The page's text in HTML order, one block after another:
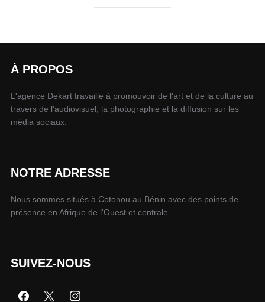
À PROPOS
L'agence Dekart travaille à promouvoir de l'art et de la culture au
travers de l'audiovisuel, la photographie et la diffusion sur les
média sociaux.
NOTRE ADRESSE
Nous sommes situés à Cotonou au Bénin avec des points de
présence en Afrique de l'Ouest et centrale.
SUIVEZ-NOUS